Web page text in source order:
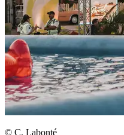
© C. Labonté